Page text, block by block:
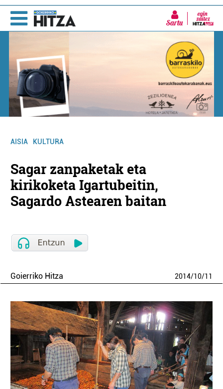
Sartu
AISIA KULTURA
Sagar zanpaketak eta
kirikoketa Igartubeitin,
Sagardo Astearen baitan
Goierriko Hitza 2014/10/11